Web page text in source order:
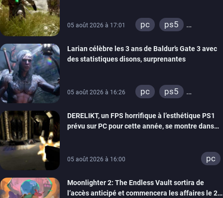
05 août 2026 à 17:01 pc
ps5
Larian célèbre les 3 ans de Baldur’s Gate 3 avec
des statistiques disons, surprenantes
05 août 2026 à 16:26 pc
ps5
DERELIKT, un FPS horrifique à l’esthétique PS1
prévu sur PC pour cette année, se montre dans
05 août 2026 à 16:00 pc
Moonlighter 2: The Endless Vault sortira de
l’accès anticipé et commencera les affaires le 2